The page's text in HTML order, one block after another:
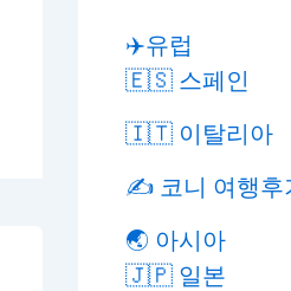
✈️유럽
🇪🇸 스페인
🇮🇹 이탈리아
✍️ 코니 여행후
🌏 아시아
🇯🇵 일본